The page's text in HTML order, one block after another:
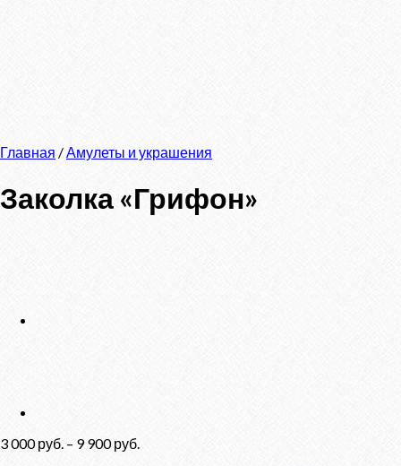
Главная /Амулеты и украшения
Заколка «Грифон»
3 000руб. – 9 900руб.